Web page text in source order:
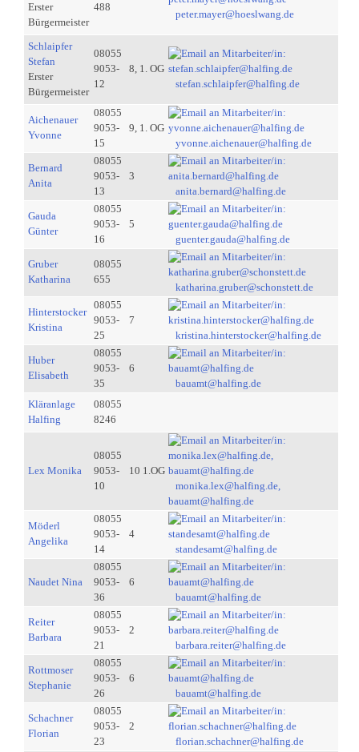
Erster
Bürgermeister
488
peter.mayer@hoeslwang.de
Schlaipfer
Stefan
Erster
Bürgermeister
08055
9053-
12
8, 1. OG
stefan.schlaipfer@halfing.de
Aichenauer
Yvonne
08055
9053-
15
9, 1. OG
yvonne.aichenauer@halfing.de
Bernard
Anita
08055
9053-
13
3
anita.bernard@halfing.de
Gauda
Günter
08055
9053-
16
5
guenter.gauda@halfing.de
Gruber
Katharina
08055
655
katharina.gruber@schonstett.de
Hinterstocker
Kristina
08055
9053-
25
7
kristina.hinterstocker@halfing.de
Huber
Elisabeth
08055
9053-
35
6
bauamt@halfing.de
Kläranlage
Halfing
08055
8246
Lex Monika
08055
9053-
10
10 1.OG
monika.lex@halfing.de,
bauamt@halfing.de
Möderl
Angelika
08055
9053-
14
4
standesamt@halfing.de
Naudet Nina
08055
9053-
36
6
bauamt@halfing.de
Reiter
Barbara
08055
9053-
21
2
barbara.reiter@halfing.de
Rottmoser
Stephanie
08055
9053-
26
6
bauamt@halfing.de
Schachner
Florian
08055
9053-
23
2
florian.schachner@halfing.de